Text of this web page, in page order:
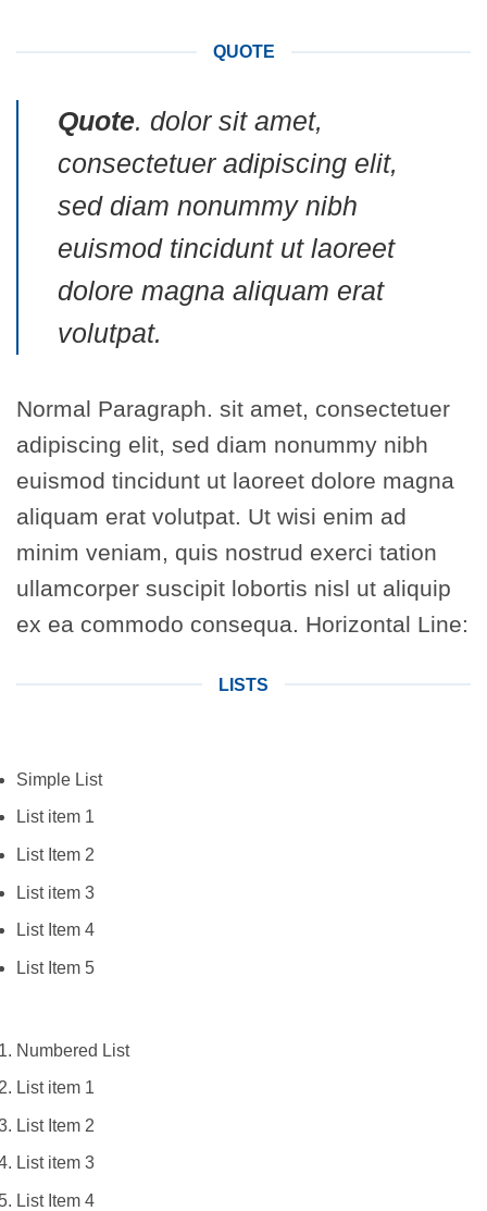
QUOTE
Quote. dolor sit amet,
consectetuer adipiscing elit,
sed diam nonummy nibh
euismod tincidunt ut laoreet
dolore magna aliquam erat
volutpat.
Normal Paragraph. sit amet, consectetuer
adipiscing elit, sed diam nonummy nibh
euismod tincidunt ut laoreet dolore magna
aliquam erat volutpat. Ut wisi enim ad
minim veniam, quis nostrud exerci tation
ullamcorper suscipit lobortis nisl ut aliquip
ex ea commodo consequa. Horizontal Line:
LISTS
Simple List
List item 1
List Item 2
List item 3
List Item 4
List Item 5
Numbered List
List item 1
List Item 2
List item 3
List Item 4